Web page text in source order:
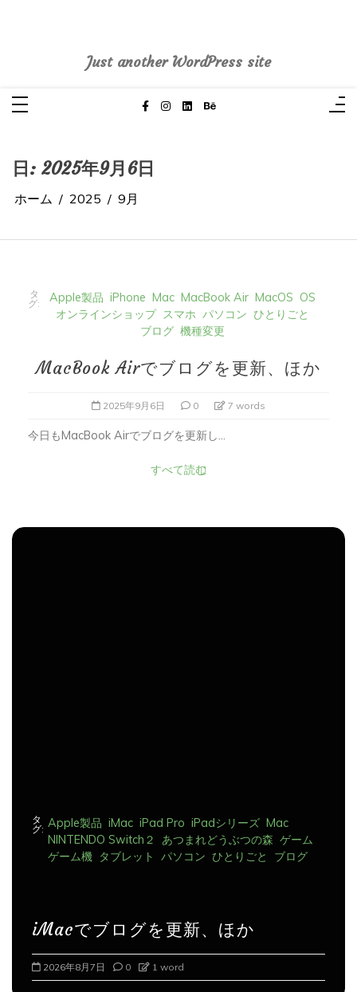
Just another WordPress site
日: 2025年9月6日
ホーム 2025 9月
タ
グ:
Apple製品 iPhone Mac MacBook Air MacOS OS
オンラインショップ スマホ パソコン ひとりごと
ブログ 機種変更
MacBook Airでブログを更新、ほか
2025年9月6日 0 7 words
今日もMacBook Airでブログを更新し...
すべて読む
タ
グ: Apple製品 iMac iPad Pro iPadシリーズ Mac
NINTENDO Switch２
あつまれどうぶつの森 ゲーム
ゲーム機 タブレット パソコン ひとりごと ブログ
iMacでブログを更新、ほか
2026年8月8日 0 1 word